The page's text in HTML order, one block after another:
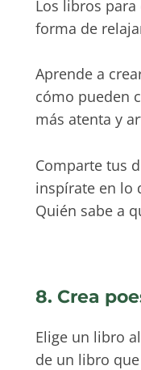
Los libros
forma de
Aprende a
cómo pueden
más atenta y
Comparte tus
inspírate en lo
Quién sabe a
8. Crea
Elige un libro
de un libro